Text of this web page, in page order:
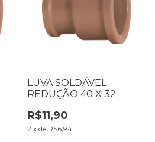
LUVA SOLDÁVEL
REDUÇÃO 40 X 32
R$11,90
2 x de R$6,94